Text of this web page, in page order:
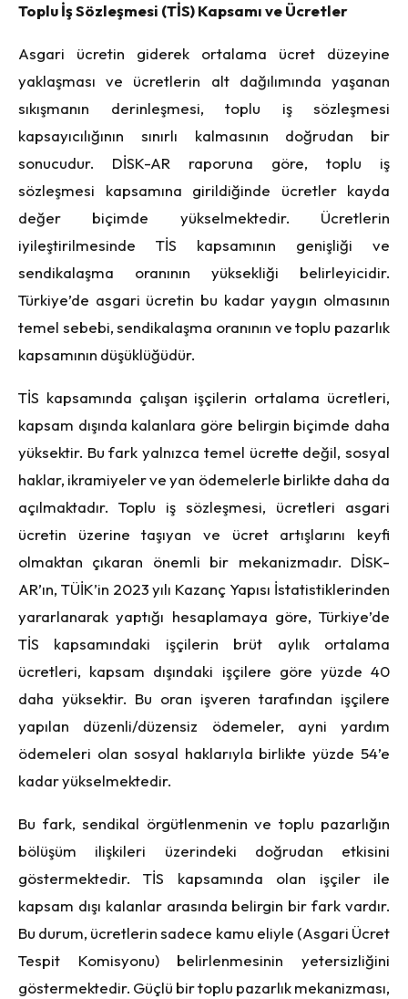
Toplu İş Sözleşmesi (TİS) Kapsamı ve Ücretler
Asgari ücretin giderek ortalama ücret düzeyine
yaklaşması ve ücretlerin alt dağılımında yaşanan
sıkışmanın derinleşmesi, toplu iş sözleşmesi
kapsayıcılığının sınırlı kalmasının doğrudan bir
sonucudur. DİSK-AR raporuna göre, toplu iş
sözleşmesi kapsamına girildiğinde ücretler kayda
değer biçimde yükselmektedir. Ücretlerin
iyileştirilmesinde TİS kapsamının genişliği ve
sendikalaşma oranının yüksekliği belirleyicidir.
Türkiye’de asgari ücretin bu kadar yaygın olmasının
temel sebebi, sendikalaşma oranının ve toplu pazarlık
kapsamının düşüklüğüdür.
TİS kapsamında çalışan işçilerin ortalama ücretleri,
kapsam dışında kalanlara göre belirgin biçimde daha
yüksektir. Bu fark yalnızca temel ücrette değil, sosyal
haklar, ikramiyeler ve yan ödemelerle birlikte daha da
açılmaktadır. Toplu iş sözleşmesi, ücretleri asgari
ücretin üzerine taşıyan ve ücret artışlarını keyfi
olmaktan çıkaran önemli bir mekanizmadır. DİSK-
AR’ın, TÜİK’in 2023 yılı Kazanç Yapısı İstatistiklerinden
yararlanarak yaptığı hesaplamaya göre, Türkiye’de
TİS kapsamındaki işçilerin brüt aylık ortalama
ücretleri, kapsam dışındaki işçilere göre yüzde 40
daha yüksektir. Bu oran işveren tarafından işçilere
yapılan düzenli/düzensiz ödemeler, ayni yardım
ödemeleri olan sosyal haklarıyla birlikte yüzde 54’e
kadar yükselmektedir.
Bu fark, sendikal örgütlenmenin ve toplu pazarlığın
bölüşüm ilişkileri üzerindeki doğrudan etkisini
göstermektedir. TİS kapsamında olan işçiler ile
kapsam dışı kalanlar arasında belirgin bir fark vardır.
Bu durum, ücretlerin sadece kamu eliyle (Asgari Ücret
Tespit Komisyonu) belirlenmesinin yetersizliğini
göstermektedir. Güçlü bir toplu pazarlık mekanizması,